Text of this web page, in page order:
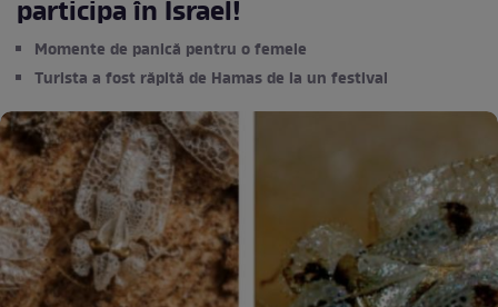
participa în Israel!
Momente de panică pentru o femeie
Turista a fost răpită de Hamas de la un festival